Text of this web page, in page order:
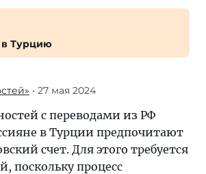
в Турцию
• 27 мая 2024
с переводами из РФ
в Турции предпочитают
счет. Для этого требуется
поскольку процесс